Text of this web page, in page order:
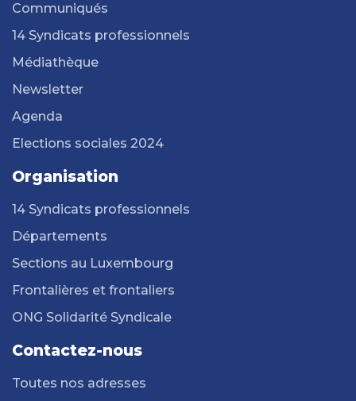
Communiqués
14 Syndicats professionnels
Médiathèque
Newsletter
Agenda
Elections sociales 2024
Organisation
14 Syndicats professionnels
Départements
Sections au Luxembourg
Frontalières et frontaliers
ONG Solidarité Syndicale
Contactez-nous
Toutes nos adresses